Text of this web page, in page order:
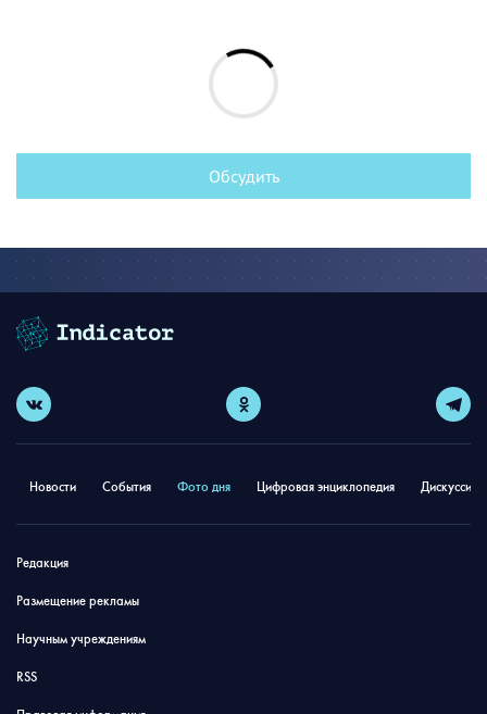
Обсудить
Новости События Фото дня Цифровая энциклопедия
Редакция
Размещение рекламы
Научным учреждениям
RSS